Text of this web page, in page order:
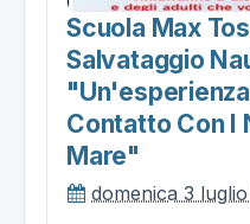
Scuola Max
Salvataggio
Contatto Con I
Mare"
domenica 3